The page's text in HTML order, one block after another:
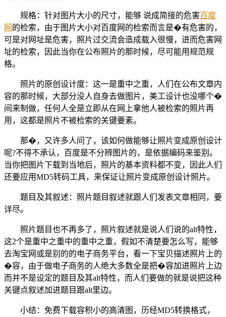
规格：针对图片大小的尺寸，能够 说成简接的危害百度
网 的检索，由于图片大小对百度网的检索而言是�有危害的，
可是对网址是危害，照片过交流会造成载入很慢，进而危害网
址的检索，因此当你在公布照片的那时候，尽可能用规范规
格。
照片的原创设计度：这一是重中之重，人们在公布文章内
容的那时候，大部分没人自身去做图片，美工设计也没哪个�
间来制做，任何人全是立即从在网上拿他人被检索的照片再
用，这都是照片不被检索的关键要素。
那�，又许多人问了，该如何做能够让照片变成原创设计
呢?不得不承认，百度是不分辨图片的，是依据编码来鉴别。
当你把图片下载到当地后，照片的基本资料都不变，因此人们
还要应用MD5转码工具，来保证让照片变成原创设计照片。
题目及其叙述：照片题目叙述就跟人们发表文章相同，要
详尽。
照片题目也不再多了，照片叙述就是说人们说的alt特性，
这2个是重中之重中的重中之重，假如不清楚要怎么写，能够
去淘宝网或是别的的电子商务平台，看一下宝贝描述照片上的
�容，由于做电子商务的人绝大多数全是把�容加进照片上边
而并不是设定的题目及其alt特性，而人们要做的就是说把这种
关键点叙述加进题目跟alt里边。
小结：免费下载容积小的高清图，历经MD5转换格式，